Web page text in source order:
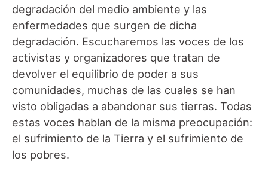
degradación del medio ambiente y las
enfermedades que surgen de dicha
degradación. Escucharemos las voces de los
activistas y organizadores que tratan de
devolver el equilibrio de poder a sus
comunidades, muchas de las cuales se han
visto obligadas a abandonar sus tierras. Todas
estas voces hablan de la misma preocupación:
el sufrimiento de la Tierra y el sufrimiento de
los pobres.